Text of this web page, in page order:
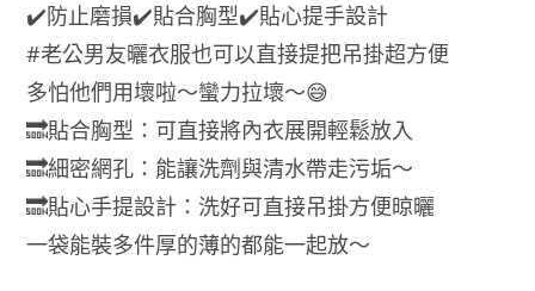
✔️防止磨損✔️貼合胸型✔️貼心提手設計
#老公男友曬衣服也可以直接提把吊掛超方便
多怕他們用壞啦～蠻力拉壞～😅
🔜貼合胸型：可直接將內衣展開輕鬆放入
🔜細密網孔：能讓洗劑與清水帶走污垢～
🔜貼心手提設計：洗好可直接吊掛方便晾曬
一袋能裝多件厚的薄的都能一起放～